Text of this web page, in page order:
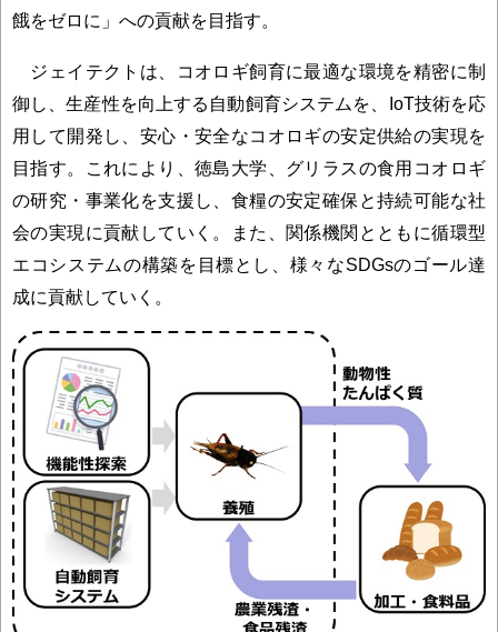
餓をゼロに」への貢献を目指す。
ジェイテクトは、コオロギ飼育に最適な環境を精密に制
御し、生産性を向上する自動飼育システムを、IoT技術を応
用して開発し、安心・安全なコオロギの安定供給の実現を
目指す。これにより、徳島大学、グリラスの食用コオロギ
の研究・事業化を支援し、食糧の安定確保と持続可能な社
会の実現に貢献していく。また、関係機関とともに循環型
エコシステムの構築を目標とし、様々なSDGsのゴール達
成に貢献していく。